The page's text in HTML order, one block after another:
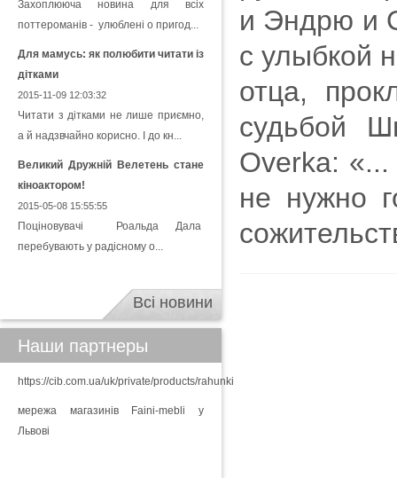
и Эндрю и
с улыбкой
отца,
судьбой
Overka:
не нужно
Захоплююча новина для всіх
поттероманів - улюблені о пригод...
Для мамусь: як полюбити читати із
дітками
2015-11-09 12:03:32
Читати з дітками не лише приємно,
а й надзвчайно корисно. І до кн...
Великий Дружній Велетень стане
кіноактором!
2015-05-08 15:55:55
Поціновувачі Роальда Дала
перебувають у радісному о...
Всі новини
Наши партнеры
https://cib.com.ua/uk/private/products/rahunki
мережа магазинів Faini-mebli у
Львові